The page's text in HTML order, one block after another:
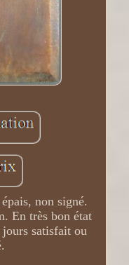
non signé.
En très bon état
satisfait ou